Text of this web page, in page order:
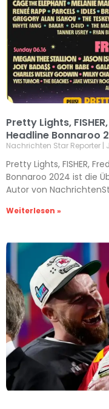
Pretty Lights,
Headline Bonnaroo
Nachrichten Star Reporter
Pretty Lights, FISHER,
Bonnaroo 2024 ist die
Autor von
Weiterlesen »